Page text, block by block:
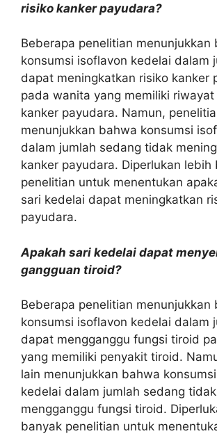
risiko kanker payudara?
Beberapa penelitian menunjukkan
konsumsi isoflavon kedelai dalam
dapat meningkatkan risiko kanker
pada wanita yang memiliki riwayat
kanker payudara. Namun,
menunjukkan bahwa konsumsi
dalam jumlah sedang tidak
kanker payudara. Diperlukan lebih
penelitian untuk menentukan
sari kedelai dapat meningkatkan
payudara.
Apakah sari kedelai dapat
gangguan tiroid?
Beberapa penelitian menunjukkan
konsumsi isoflavon kedelai dalam
dapat mengganggu fungsi tiroid
yang memiliki penyakit tiroid.
lain menunjukkan bahwa
kedelai dalam jumlah sedang tidak
mengganggu fungsi tiroid.
banyak penelitian untuk